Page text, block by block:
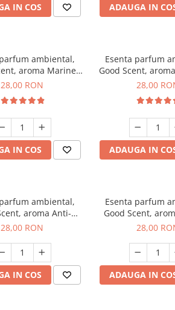
IN COS ADAUGA IN
ambiental,
aroma Marine
Breeze, 20 g
28,00 RON
IN COS
Esenta parfum
Good Scent,
Fresh28,00
ADAUGA IN
ambiental,
aroma Anti-
Tobacco, 20 g
28,00 RON
IN COS
Esenta parfum
Good Scent,
Gum, 20
28,00
ADAUGA IN